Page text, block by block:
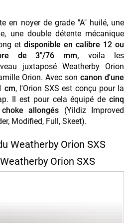
en noyer de grade "A" huilé, une
une double détente mécanique
et disponible en calibre 12 ou
de 3"/76 mm,voila les
juxtaposé Weatherby Orion
Orion. Avec son canon d'une
cm, l'Orion SXS est conçu pour la
Il est pour cela équipé de cinq
allongés (Yildiz Improved
Modified, Full, Skeet).
Weatherby Orion SXS
Orion SXS